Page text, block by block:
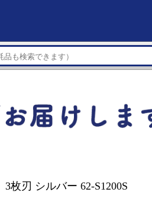
刃 シルバー 62-S1200S